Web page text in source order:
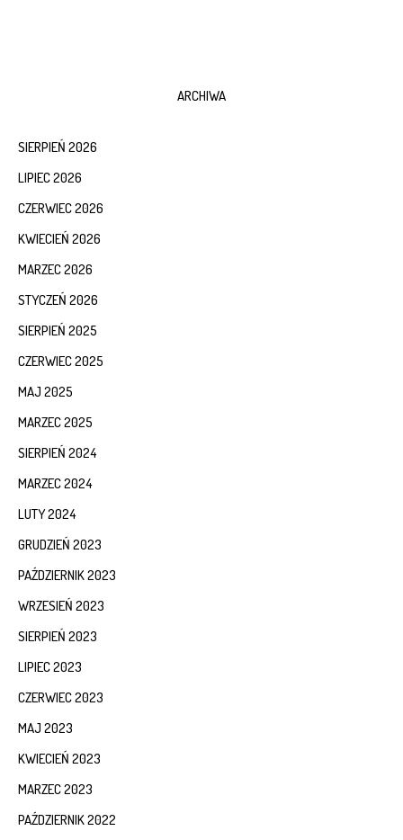
ARCHIWA
SIERPIEŃ 2026
LIPIEC 2026
CZERWIEC 2026
KWIECIEŃ 2026
MARZEC 2026
STYCZEŃ 2026
SIERPIEŃ 2025
CZERWIEC 2025
MAJ 2025
MARZEC 2025
SIERPIEŃ 2024
MARZEC 2024
LUTY 2024
GRUDZIEŃ 2023
PAŹDZIERNIK 2023
WRZESIEŃ 2023
SIERPIEŃ 2023
LIPIEC 2023
CZERWIEC 2023
MAJ 2023
KWIECIEŃ 2023
MARZEC 2023
PAŹDZIERNIK 2022